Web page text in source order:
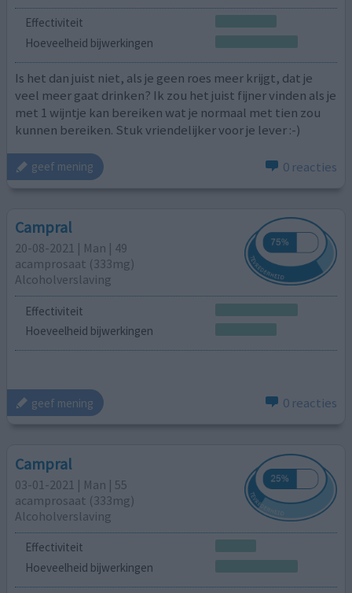
Effectiviteit
Hoeveelheid bijwerkingen
Is het dan juist niet, als je geen roes meer krijgt, dat je
veel meer gaat drinken? Ik zou het juist fijner vinden als je
met 1 wijntje kan bereiken wat je normaal met tien zou
kunnen bereiken. Stuk vriendelijker voor je lever :-)
geef mening 0 reacties
Campral
20-08-2021 | Man | 49
acamprosaat (333mg)
Alcoholverslaving
Effectiviteit
Hoeveelheid bijwerkingen
geef mening 0 reacties
Campral
03-01-2021 | Man | 55
acamprosaat (333mg)
Alcoholverslaving
Effectiviteit
Hoeveelheid bijwerkingen